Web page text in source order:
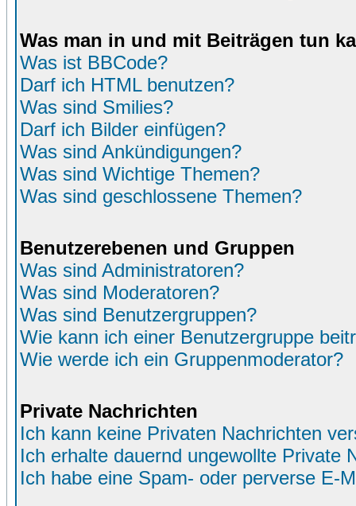
Was man in und mit Beiträgen tun
Was ist BBCode?
Darf ich HTML benutzen?
Was sind Smilies?
Darf ich Bilder einfügen?
Was sind Ankündigungen?
Was sind Wichtige Themen?
Was sind geschlossene Themen?
Benutzerebenen und Gruppen
Was sind Administratoren?
Was sind Moderatoren?
Was sind Benutzergruppen?
Wie kann ich einer Benutzergruppe
Wie werde ich ein Gruppenmoderator?
Private Nachrichten
Ich kann keine Privaten Nachrichten
Ich erhalte dauernd ungewollte Private
Ich habe eine Spam- oder perverse E-